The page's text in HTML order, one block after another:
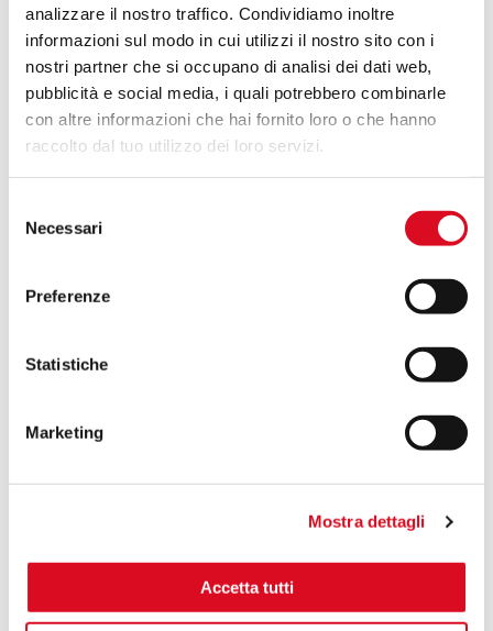
analizzare il nostro traffico. Condividiamo inoltre
informazioni sul modo in cui utilizzi il nostro sito con i
nostri partner che si occupano di analisi dei dati web,
pubblicità e social media, i quali potrebbero combinarle
con altre informazioni che hai fornito loro o che hanno
raccolto dal tuo utilizzo dei loro servizi.
delNecessari
Preferenze
Statistiche
Marketing
Mostra dettagli
Accetta tutti
superficies y/o para tratar cultivos incluso en
terrenos accidentados con tractores pequeños.
Potencia del tractor de 15 kW – 20 CV Capacidad
del depósito 400 – 500 – 600 litros REGULAR300 –
400 l SLIM (Chasis estrecho) Rendimiento del
ventilador 4.500 m3/h CULTIVOS viñedos frutos
rojos cultivos hortícolas huertos intensivos
Read More »
Phantom